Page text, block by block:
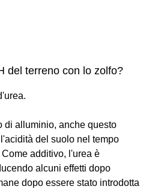
del terreno con lo zolfo?
di alluminio, anche questo
del suolo nel tempo
additivo, l'urea è
alcuni effetti dopo
dopo essere stato introdotta